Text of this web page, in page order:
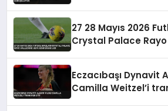
27 28 Mayıs 2026
Crystal Palace Rayo
Eczacıbaşı Dynavit
Camilla Weitzel’i